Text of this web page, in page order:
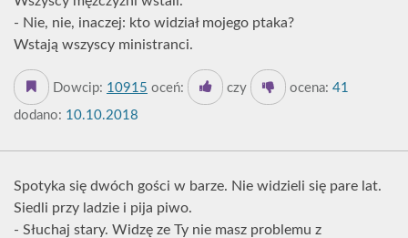
- Nie, nie, inaczej: kto widział mojego ptaka?
Wstają wszyscy ministranci.
Dowcip: 10915 oceń: czy ocena: 41
dodano: 10.10.2018
Spotyka się dwóch gości w barze. Nie widzieli się pare lat.
Siedli przy ladzie i pija piwo.
- Słuchaj stary. Widzę ze Ty nie masz problemu z